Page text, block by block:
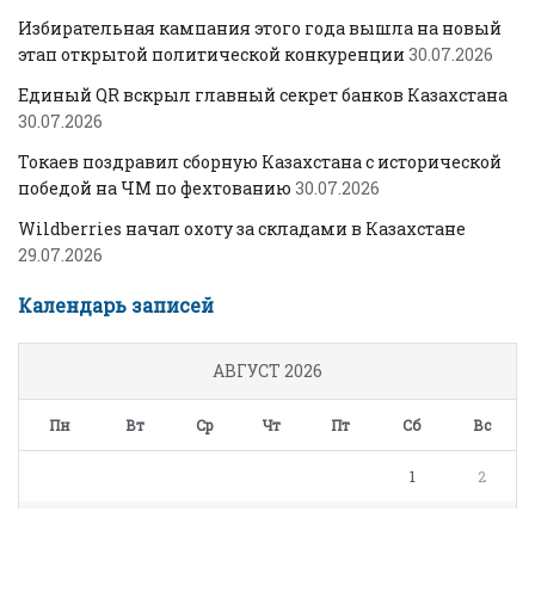
Избирательная кампания этого года вышла на новый
этап открытой политической конкуренции 30.07.2026
Единый QR вскрыл главный секрет банков Казахстана
30.07.2026
Токаев поздравил сборную Казахстана с исторической
победой на ЧМ по фехтованию 30.07.2026
Wildberries начал охоту за складами в Казахстане
29.07.2026
Календарь записей
АВГУСТ 2026
Пн Вт Ср Чт Пт Сб Вс
1 2